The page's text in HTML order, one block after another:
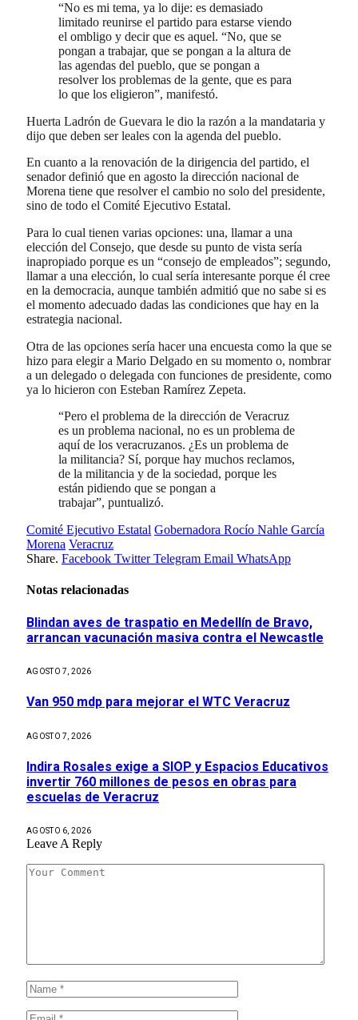
“No es mi tema, ya lo dije: es demasiado
limitado reunirse el partido para estarse viendo
el ombligo y decir que es aquel. “No, que se
pongan a trabajar, que se pongan a la altura de
las agendas del pueblo, que se pongan a
resolver los problemas de la gente, que es para
lo que los eligieron”, manifestó.
Huerta Ladrón de Guevara le dio la razón a la mandataria y
dijo que deben ser leales con la agenda del pueblo.
En cuanto a la renovación de la dirigencia del partido, el
senador definió que en agosto la dirección nacional de
Morena tiene que resolver el cambio no solo del presidente,
sino de todo el Comité Ejecutivo Estatal.
Para lo cual tienen varias opciones: una, llamar a una
elección del Consejo, que desde su punto de vista sería
inapropiado porque es un “consejo de empleados”; segundo,
llamar a una elección, lo cual sería interesante porque él cree
en la democracia, aunque también admitió que no sabe si es
el momento adecuado dadas las condiciones que hay en la
estrategia nacional.
Otra de las opciones sería hacer una encuesta como la que se
hizo para elegir a Mario Delgado en su momento o, nombrar
a un delegado o delegada con funciones de presidente, como
ya lo hicieron con Esteban Ramírez Zepeta.
“Pero el problema de la dirección de Veracruz
es un problema nacional, no es un problema de
aquí de los veracruzanos. ¿Es un problema de
la militancia? Sí, porque hay muchos reclamos,
de la militancia y de la sociedad, porque les
están pidiendo que se pongan a
trabajar”, puntualizó.
Comité Ejecutivo Estatal Gobernadora Rocío Nahle García
Morena Veracruz
Share. Facebook Twitter Telegram Email WhatsApp
Notas relacionadas
Blindan aves de traspatio en Medellín de Bravo,
arrancan vacunación masiva contra el Newcastle
AGOSTO 7, 2026
Van 950 mdp para mejorar el WTC Veracruz
AGOSTO 7, 2026
Indira Rosales exige a SIOP y Espacios Educativos
invertir 760 millones de pesos en obras para
escuelas de Veracruz
AGOSTO 6, 2026
Leave A Reply